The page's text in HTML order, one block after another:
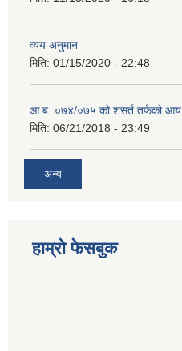
व्यय अनुमान
मिति: 01/15/2020 - 22:48
आ.ब. ०७४/०७५ को शसर्त तर्फको आय
मिति: 06/21/2018 - 23:49
अन्य
हाम्रो फेसबुक